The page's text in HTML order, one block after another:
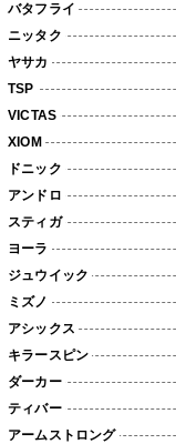
バタフライ
ニッタク
ヤサカ
TSP
VICTAS
XIOM
ドニック
アンドロ
スティガ
ヨーラ
ジュウイック
ミズノ
アシックス
キラースピン
ダーカー
ティバー
アームストロング